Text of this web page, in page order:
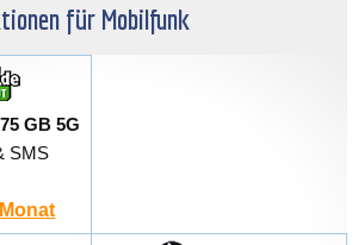
für Mobilfunk
GB 5G
SMS